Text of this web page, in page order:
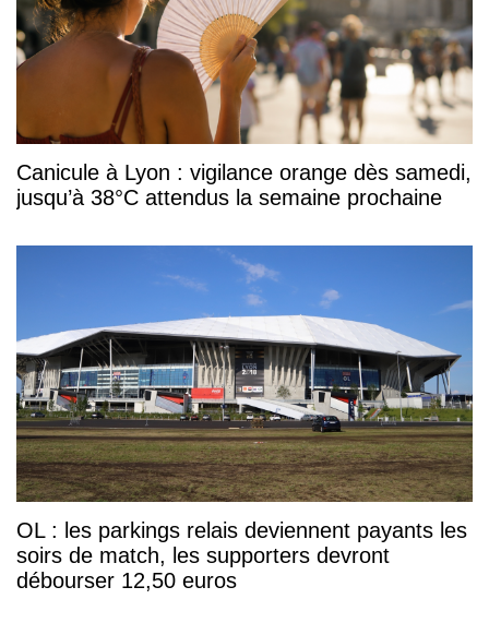
Canicule à Lyon : vigilance orange dès samedi,
jusqu’à 38°C attendus la semaine prochaine
OL : les parkings relais deviennent payants les
soirs de match, les supporters devront
débourser 12,50 euros